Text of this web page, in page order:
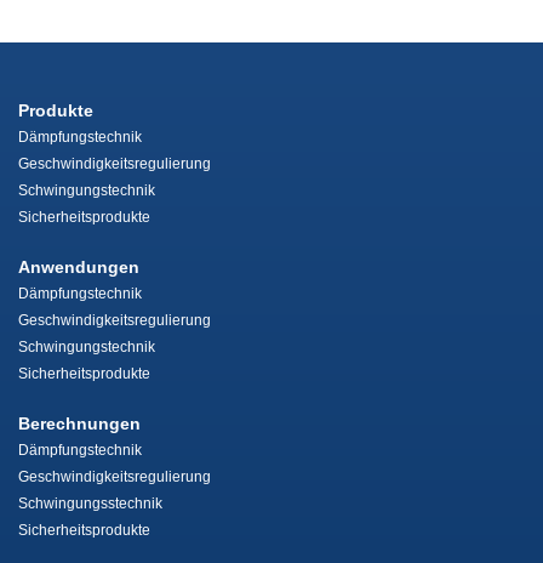
Produkte
Dämpfungstechnik
Geschwindigkeitsregulierung
Schwingungstechnik
Sicherheitsprodukte
Anwendungen
Dämpfungstechnik
Geschwindigkeitsregulierung
Schwingungstechnik
Sicherheitsprodukte
Berechnungen
Dämpfungstechnik
Geschwindigkeitsregulierung
Schwingungsstechnik
Sicherheitsprodukte